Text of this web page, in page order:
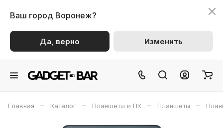
Ваш город Воронеж?
Да, верно Изменить
Главная – Каталог – Планшеты и ПК – Планшеты –